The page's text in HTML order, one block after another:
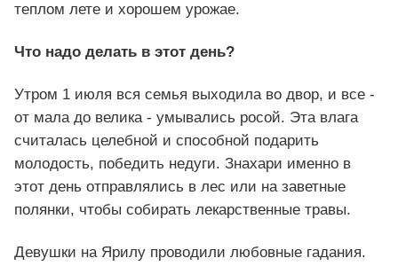
теплом лете и хорошем урожае.
Что надо делать в этот день?
Утром 1 июля вся семья выходила во двор, и все -
от мала до велика - умывались росой. Эта влага
считалась целебной и способной подарить
молодость, победить недуги. Знахари именно в
этот день отправлялись в лес или на заветные
полянки, чтобы собирать лекарственные травы.
Девушки на Ярилу проводили любовные гадания.